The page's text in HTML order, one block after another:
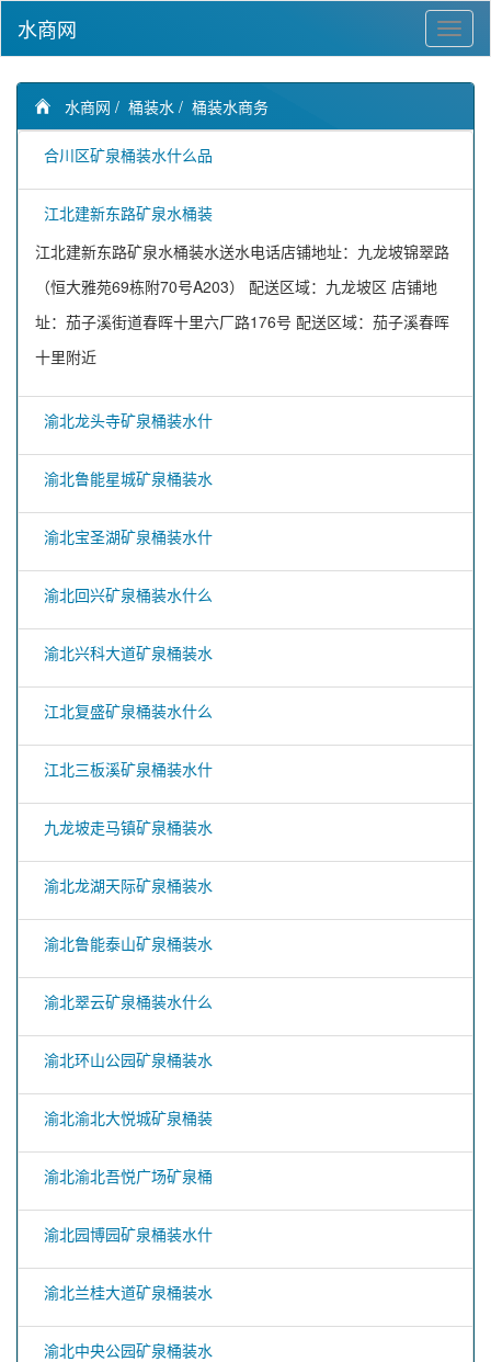
水商网
水商网 / 桶装水 / 桶装水商务
合川区矿泉桶装水什么品
江北建新东路矿泉水桶装
江北建新东路矿泉水桶装水送水电话店铺地址：九龙坡锦翠路
（恒大雅苑69栋附70号A203） 配送区域：九龙坡区 店铺地
址：茄子溪街道春晖十里六厂路176号 配送区域：茄子溪春晖
十里附近
渝北龙头寺矿泉桶装水什
渝北鲁能星城矿泉桶装水
渝北宝圣湖矿泉桶装水什
渝北回兴矿泉桶装水什么
渝北兴科大道矿泉桶装水
江北复盛矿泉桶装水什么
江北三板溪矿泉桶装水什
九龙坡走马镇矿泉桶装水
渝北龙湖天际矿泉桶装水
渝北鲁能泰山矿泉桶装水
渝北翠云矿泉桶装水什么
渝北环山公园矿泉桶装水
渝北渝北大悦城矿泉桶装
渝北渝北吾悦广场矿泉桶
渝北园博园矿泉桶装水什
渝北兰桂大道矿泉桶装水
渝北中央公园矿泉桶装水